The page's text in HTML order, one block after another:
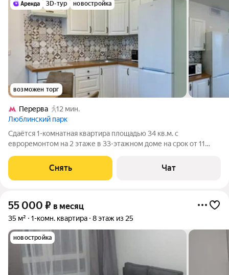
3D-тур новостройка
возможен торг
Перерва
12 мин.
Люблинский парк
Сдаётся 1-комнатная квартира площадью 34 кв.м. с
евроремонтом на 2 этаже в 33-этажном доме на срок от 11
Стиральная машина Сушильная машина Холодильник
Кондиционер Микроволновка Дом -
Снять Чат
55 000 ₽ в месяц
35 м² 1-комн. квартира 8 этаж из 25
новостройка